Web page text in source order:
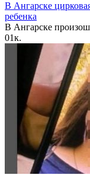
В Ангарске
ребенка
В Ангарске
01к.